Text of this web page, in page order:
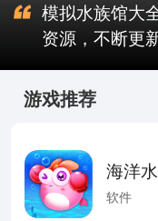
模拟水族馆大
资源，不断更
游戏推荐
海洋
软件